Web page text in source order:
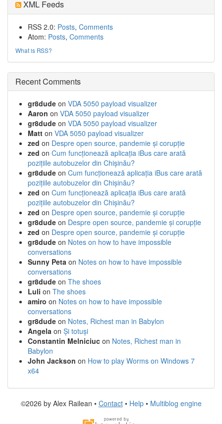
XML Feeds
RSS 2.0: Posts, Comments
Atom: Posts, Comments
What is RSS?
Recent Comments
gr8dude on VDA 5050 payload visualizer
Aaron on VDA 5050 payload visualizer
gr8dude on VDA 5050 payload visualizer
Matt on VDA 5050 payload visualizer
zed on Despre open source, pandemie și corupție
zed on Cum funcționează aplicația iBus care arată
pozițiile autobuzelor din Chișinău?
gr8dude on Cum funcționează aplicația iBus care arată
pozițiile autobuzelor din Chișinău?
zed on Cum funcționează aplicația iBus care arată
pozițiile autobuzelor din Chișinău?
zed on Despre open source, pandemie și corupție
gr8dude on Despre open source, pandemie și corupție
zed on Despre open source, pandemie și corupție
gr8dude on Notes on how to have impossible
conversations
Sunny Peta on Notes on how to have impossible
conversations
gr8dude on The shoes
Luli on The shoes
amiro on Notes on how to have impossible
conversations
gr8dude on Notes, Richest man in Babylon
Angela on Și totuși
Constantin Melniciuc on Notes, Richest man in
Babylon
John Jackson on How to play Worms on Windows 7
x64
©2026 by Alex Railean • Contact• Help• Multiblog engine